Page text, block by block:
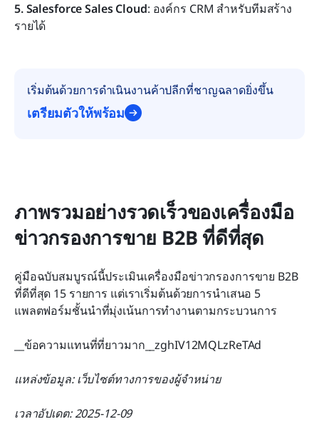
5. Salesforce Sales Cloud: องค์กร CRM สำหรับทีมสร้าง
รายได้
เริ่มต้นด้วยการดำเนินงานค้าปลีกที่ชาญฉลาดยิ่งขึ้น
เตรียมตัวให้พร้อม
ภาพรวมอย่างรวดเร็วของเครื่องมือ
ข่าวกรองการขาย B2B ที่ดีที่สุด
คู่มือฉบับสมบูรณ์นี้ประเมินเครื่องมือข่าวกรองการขาย B2B
ที่ดีที่สุด 15 รายการ แต่เราเริ่มต้นด้วยการนำเสนอ 5
แพลตฟอร์มชั้นนำที่มุ่งเน้นการทำงานตามกระบวนการ
__ข้อความแทนที่ที่ยาวมาก__zghIV12MQLzReTAd
แหล่งข้อมูล: เว็บไซต์ทางการของผู้จำหน่าย
เวลาอัปเดต: 2025-12-09